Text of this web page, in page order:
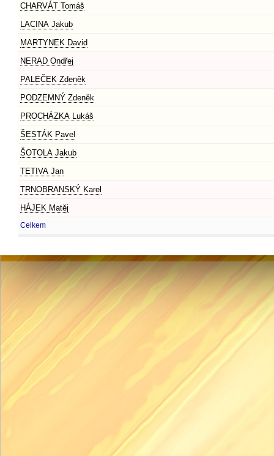
CHARVÁT Tomáš
LACINA Jakub
MARTYNEK David
NERAD Ondřej
PALEČEK Zdeněk
PODZEMNÝ Zdeněk
PROCHÁZKA Lukáš
ŠESTÁK Pavel
ŠOTOLA Jakub
TETIVA Jan
TRNOBRANSKÝ Karel
HÁJEK Matěj
Celkem